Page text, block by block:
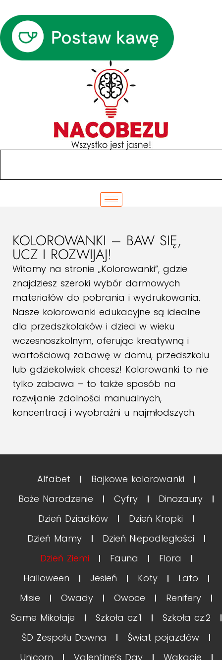
KOLOROWANKI – BAW SIĘ,
UCZ I ROZWIJAJ!
Witamy na stronie „Kolorowanki”, gdzie
znajdziesz szeroki wybór darmowych
materiałów do pobrania i wydrukowania.
Nasze kolorowanki edukacyjne są idealne
dla przedszkolaków i dzieci w wieku
wczesnoszkolnym, oferując kreatywną i
wartościową zabawę w domu, przedszkolu
lub gdziekolwiek chcesz! Kolorowanki to nie
tylko zabawa – to także sposób na
rozwijanie zdolności manualnych,
koncentracji i wyobraźni u najmłodszych.
Alfabet
Bajkowe kolorowanki
Boże Narodzenie
Cyfry
Dinozaury
Dzień Dziadków
Dzień Kropki
Dzień Mamy
Dzień Niepodległości
Dzień Ziemi
Fauna
Flora
Halloween
Jesień Koty
Lato
Misie
Owady Owoce
Renifery
Same Mikołaje
Szkoła cz.1
Szkoła cz.2
ŚD Zespołu Downa
Świat pojazdów
Unicorn
Valentine’s Day
Wakacje